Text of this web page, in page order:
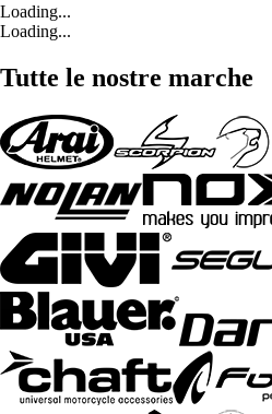
Loading...
Loading...
Tutte le nostre marche